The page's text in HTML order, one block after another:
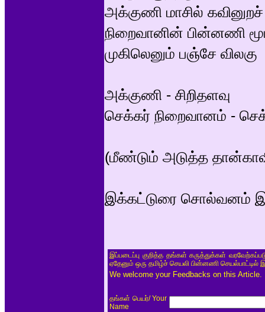
அக்குணி மாசில்
நிறைவானின் பின்னணி
முகிலெனும் பஞ்சே விலகு
அக்குணி - சிறிதளவு
செக்கர் நிறைவானம் -
(மீண்டும் அடுத்த
இக்கட்டுரை சொல்வனம்
இப்படைப்பு குறித்த தங்கள் கருத்துக்கள்
ஏதேனும் ஒரு தமிழ்ச் செயலி பின்னணி செயல்பாட்டில்
We welcome your Feedbacks on this
தங்கள் பெயர்/ Your
Name